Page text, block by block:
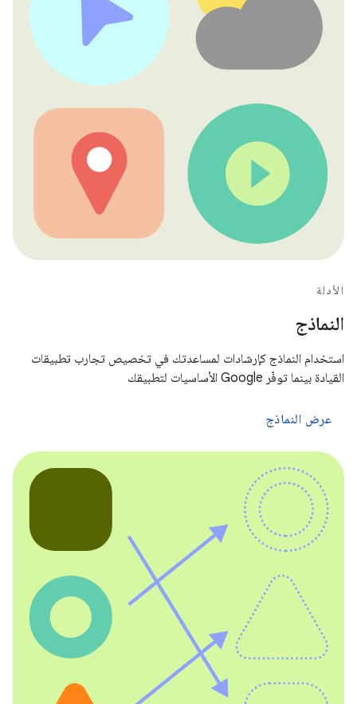
الأدلة
النماذج
استخدام النماذج كإرشادات لمساعدتك في تخصيص تجارب تطبيقات
القيادة بينما توفّر Google الأساسيات لتطبيقك
عرض النماذج